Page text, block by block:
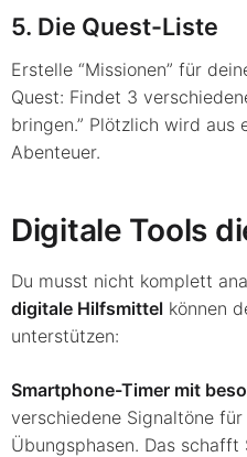
5. Die Quest-Liste
Erstelle “Missionen” für
Quest: Findet 3
bringen.” Plötzlich wird aus
Abenteuer.
Digitale Tools
Du musst nicht komplett
digitale Hilfsmittel können
unterstützen:
Smartphone-Timer mit
verschiedene Signaltöne
Übungsphasen. Das schafft